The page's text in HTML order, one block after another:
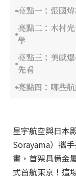
亮點一：張國
亮點二：木村
學
亮點三：美感
先看
亮點四：哪些
星宇航空與日本
Sorayama）攜手
畫，首架具備金
式首航東京！這